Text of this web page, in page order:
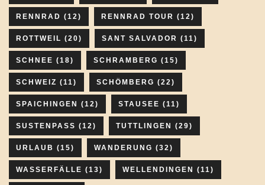
RENNRAD (12) RENNRAD TOUR (12)
ROTTWEIL (20) SANT SALVADOR (11)
SCHNEE (18) SCHRAMBERG (15)
SCHWEIZ (11) SCHÖMBERG (22)
SPAICHINGEN (12) STAUSEE (11)
SUSTENPASS (12) TUTTLINGEN (29)
URLAUB (15) WANDERUNG (32)
WASSERFÄLLE (13) WELLENDINGEN (11)